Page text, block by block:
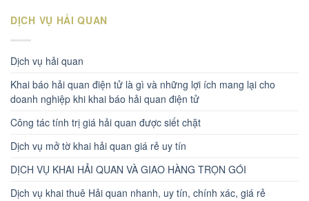
DỊCH VỤ HẢI QUAN
Dịch vụ hải quan
Khai báo hải quan điện tử là gì và những lợi ích mang lại cho
doanh nghiệp khi khai báo hải quan điện tử
Công tác tính trị giá hải quan được siết chặt
Dịch vụ mở tờ khai hải quan giá rẻ uy tín
DỊCH VỤ KHAI HẢI QUAN VÀ GIAO HÀNG TRỌN GÓI
Dịch vụ khai thuê Hải quan nhanh, uy tín, chính xác, giá rẻ